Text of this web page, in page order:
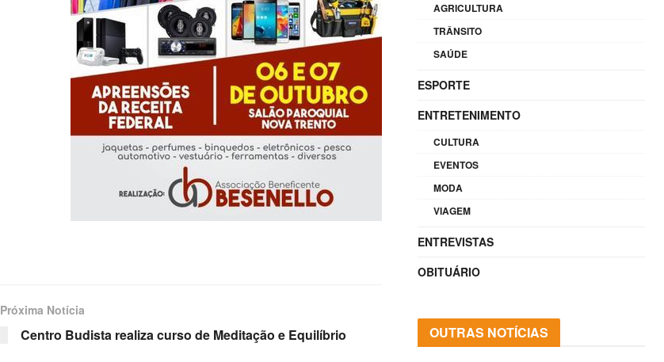
Próxima Notícia
Centro Budista realiza curso de Meditação e Equilíbrio
AGRICULTURA
TRÂNSITO
SAÚDE
ESPORTE
ENTRETENIMENTO
CULTURA
EVENTOS
MODA
VIAGEM
ENTREVISTAS
OBITUÁRIO
OUTRAS NOTÍCIAS